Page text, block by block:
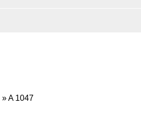
»A 1047